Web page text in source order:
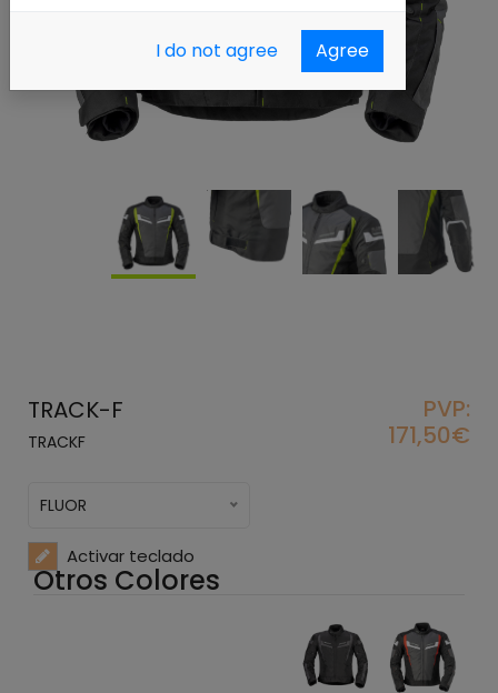
TRACK-F
TRACKF
PVP:
171,50€
FLUOR
Activar teclado
Otros Colores
I do not agree Agree